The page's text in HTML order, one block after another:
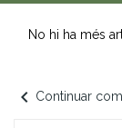
No hi ha més
chevron_left Continuar